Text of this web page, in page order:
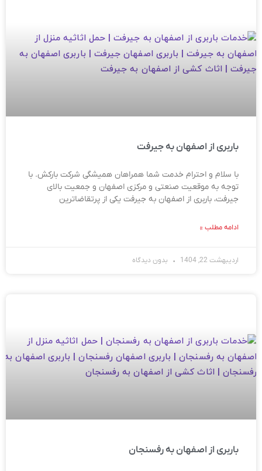
باربری از اصفهان به جیرفت
با سلام و احترام خدمت شما همراهان همیشگی شرکت بارکش. با
توجه به موقعیت صنعتی و مرکزی اصفهان و جمعیت بالای
جیرفت، باربری از اصفهان به جیرفت یکی از پرتقاضاترین
ادامه مطلب »
اردیبهشت 22, 1404 بدون دیدگاه
باربری از اصفهان به رفسنجان